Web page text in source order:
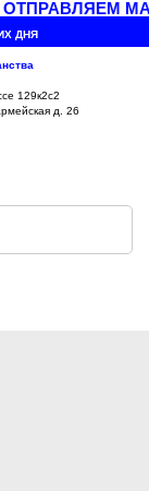
ДНЯ
129к2с2
д. 26